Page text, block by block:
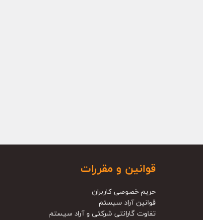
قوانین و مقررات
حریم خصوصی کاربران
قوانین آراد سیستم
تفاوت گارانتی شرکتی و آراد سیستم